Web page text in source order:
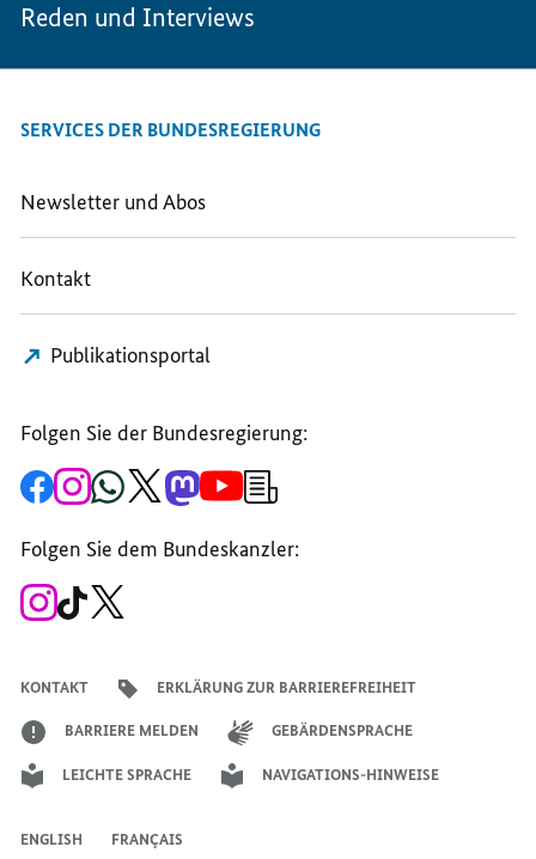
Reden und Interviews
SERVICES DER BUNDESREGIERUNG
Newsletter und Abos
Kontakt
Publikationsportal
Folgen Sie der Bundesregierung:
Zur
Facebook-
Bundesregierung
Zum
Instagram-
der
Bundesregierung
Zum
WhatsApp-
der
Bundesregierung
Zum
X-
Regierungssprechers
Zum
Mastodon-
der
Bundesregierung
Zum
YouTube-
Bundesregierung
Anmeldung
Folgen Sie dem Bundeskanzler:
Zum
Instagram-
Zum
TikTok-
KONTAKT ERKLÄRUNG ZUR BARRIEREFREIHEIT
BARRIERE MELDEN GEBÄRDENSPRACHE
LEICHTE SPRACHE NAVIGATIONS-HINWEISE
ENGLISH FRANÇAIS